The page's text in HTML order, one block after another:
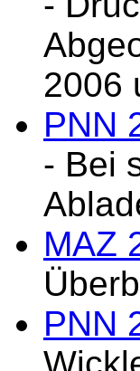
2006
PNN
- Bei
MAZ
PNN